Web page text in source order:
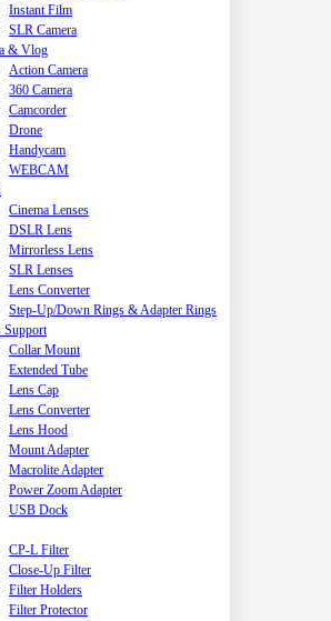
Instant Film
SLR Camera
& Vlog
Action Camera
360 Camera
Camcorder
Drone
Handycam
WEBCAM
Cinema Lenses
DSLR Lens
Mirrorless Lens
SLR Lenses
Lens Converter
Step-Up/Down Rings & Adapter Rings
Support
Collar Mount
Extended Tube
Lens Cap
Lens Converter
Lens Hood
Mount Adapter
Macrolite Adapter
Power Zoom Adapter
USB Dock
CP-L Filter
Close-Up Filter
Filter Holders
Filter Protector